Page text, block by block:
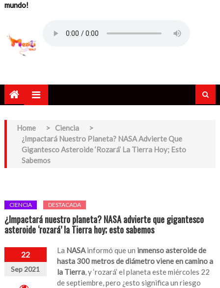
mundo!
Home > Ciencia
>
¿Impactará Nuestro Planeta? NASA Advierte Que
Gigantesco Asteroide ‘rozará’ La Tierra Hoy; Esto
Sabemos
CIENCIA DESTACADA
¿Impactará nuestro planeta? NASA advierte que gigantesco
asteroide ‘rozará’ la Tierra hoy; esto sabemos
22
Sep 2021
La NASA informó que un inmenso asteroide de
hasta 300 metros de diámetro viene en camino a
la Tierra , y ‘rozará’ el planeta este miércoles 22
de septiembre, pero ¿esto significa un riesgo